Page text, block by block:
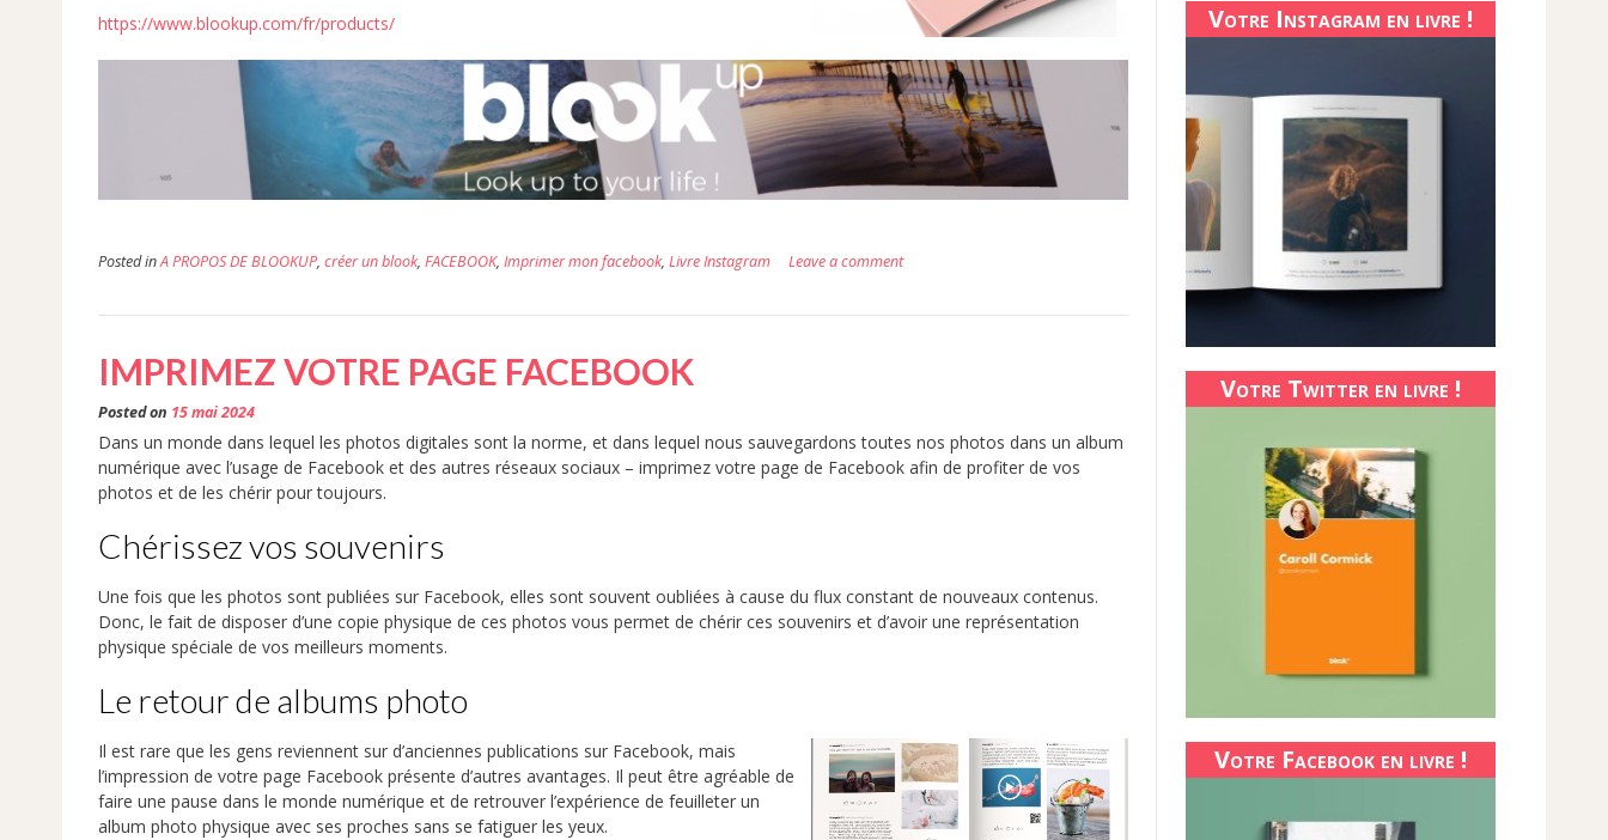
https://www.blookup.com/fr/products/
Posted inA PROPOS DE BLOOKUP, créer un blook, FACEBOOK, Imprimer mon facebook, Livre Instagram Leave a comment
IMPRIMEZ VOTRE PAGE FACEBOOK
Posted on 15 mai 2024
Dans un monde dans lequel les photos digitales sont la norme, et dans lequel nous sauvegardons toutes nos photos dans un album
numérique avec l’usage de Facebook et des autres réseaux sociaux – imprimez votre page de Facebook afin de profiter de vos
photos et de les chérir pour toujours.
Chérissez vos souvenirs
Une fois que les photos sont publiées sur Facebook, elles sont souvent oubliées à cause du flux constant de nouveaux contenus.
Donc, le fait de disposer d’une copie physique de ces photos vous permet de chérir ces souvenirs et d’avoir une représentation
physique spéciale de vos meilleurs moments.
Le retour de albums photo
Il est rare que les gens reviennent sur d’anciennes publications sur Facebook, mais
l’impression de votre page Facebook présente d’autres avantages. Il peut être agréable de
faire une pause dans le monde numérique et de retrouver l’expérience de feuilleter un
album photo physique avec ses proches sans se fatiguer les yeux.
Votre Instagram en livre !
Votre Twitter en livre !
Votre Facebook en livre !